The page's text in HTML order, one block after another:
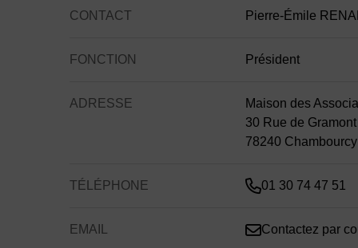
Contenu de la fiche
CONTACT Pierre-Émile
FONCTION Président
ADRESSE
Maison des
30 Rue de Gramont
78240 Chambourcy
TÉLÉPHONE 01 30 74 47 51
EMAIL Contactez par